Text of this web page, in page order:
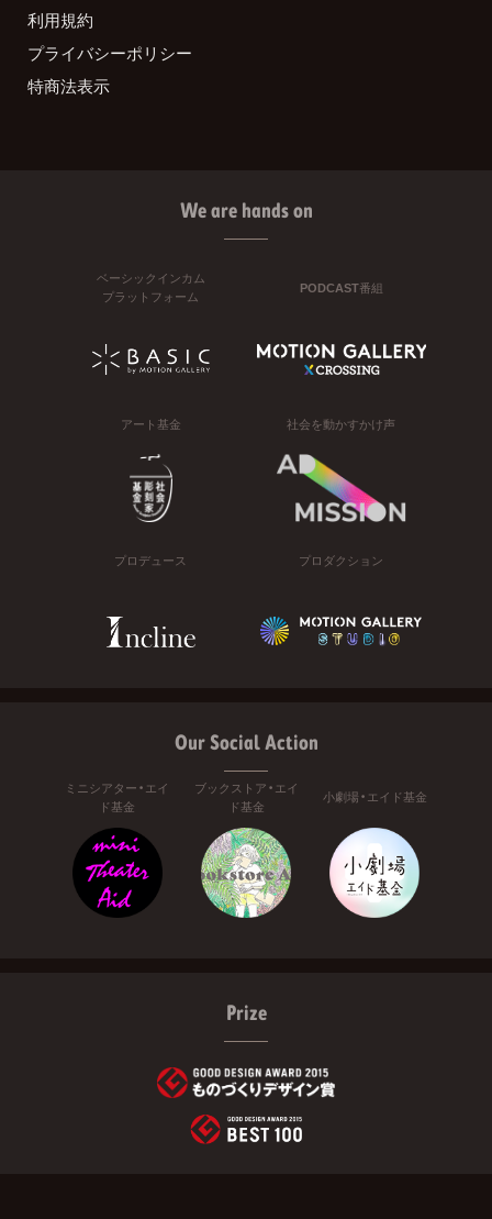
利用規約
プライバシーポリシー
特商法表示
We are hands on
ベーシックインカム
プラットフォーム
PODCAST番組
アート基金 社会を動かすかけ声
プロデュース プロダクション
Our Social Action
ミニシアター・エイ
ド基金
ブックストア・エイ
ド基金
小劇場・エイド基金
Prize